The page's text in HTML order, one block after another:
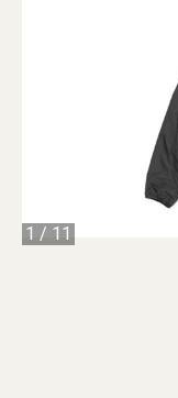
1 / 11